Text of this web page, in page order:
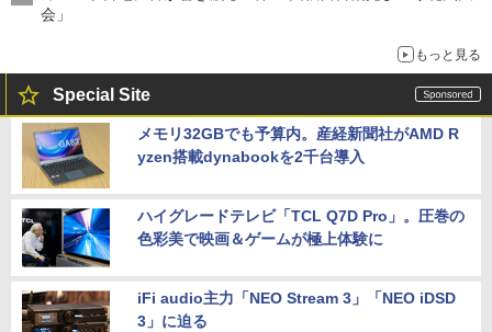
会」
もっと見る
Special Site
メモリ32GBでも予算内。産経新聞社がAMD R
yzen搭載dynabookを2千台導入
ハイグレードテレビ「TCL Q7D Pro」。圧巻の
色彩美で映画＆ゲームが極上体験に
iFi audio主力「NEO Stream 3」「NEO iDSD
3」に迫る